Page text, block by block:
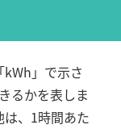
」で示さ
るかを表しま
、1時間あた